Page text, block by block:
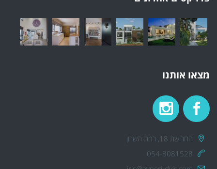
מצאו אותנו
החרושת 18, רמת השרון
054-8081528